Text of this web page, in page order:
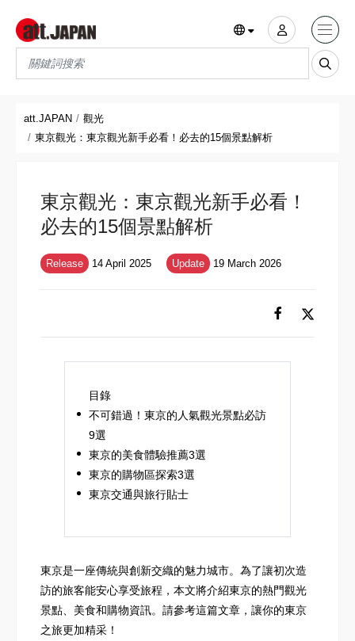
Translations title cont
att.JAPAN
觀光
東京觀光：東京觀光新手必看！必去的15個景點解析
東京觀光：東京觀光新手必看！
必去的15個景點解析
Release 14 April 2025 Update 19 March 2026
目錄
不可錯過！東京的人氣觀光景點必訪
9選
東京的美食體驗推薦3選
東京的購物區探索3選
東京交通與旅行貼士
東京是一座傳統與創新交織的魅力城市。為了讓初次造
訪的旅客能安心享受旅程，本文將介紹東京的熱門觀光
景點、美食和購物資訊。請參考這篇文章，讓你的東京
之旅更加精采！